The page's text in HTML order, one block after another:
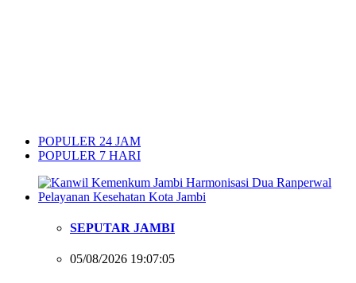
POPULER 24 JAM
POPULER 7 HARI
SEPUTAR JAMBI
05/08/2026 19:07:05